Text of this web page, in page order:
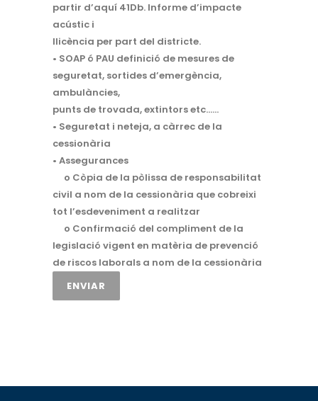
partir d’aquí 41Db. Informe d’impacte
acústic i
llicència per part del districte.
• SOAP ó PAU definició de mesures de
seguretat, sortides d’emergència,
ambulàncies,
punts de trovada, extintors etc……
• Seguretat i neteja, a càrrec de la
cessionària
• Assegurances
o Còpia de la pòlissa de responsabilitat
civil a nom de la cessionària que cobreixi
tot l’esdeveniment a realitzar
o Confirmació del compliment de la
legislació vigent en matèria de prevenció
de riscos laborals a nom de la cessionària